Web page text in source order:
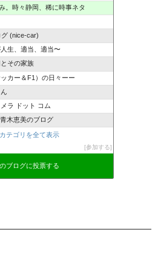
。時々静岡、稀に時事ネタ
グ (nice-car)
生、適当、適当〜
その家族
カー＆F1）の日々ーー
ラ ドット コム
木恵美のブログ
テゴリを全て表示
参加する
ブログに投票する